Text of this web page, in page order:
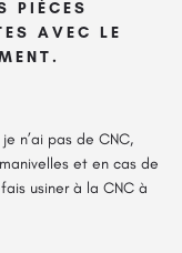
PIÈCES
AVEC LE
n’ai pas de CNC,
et en cas de
usiner à la CNC à